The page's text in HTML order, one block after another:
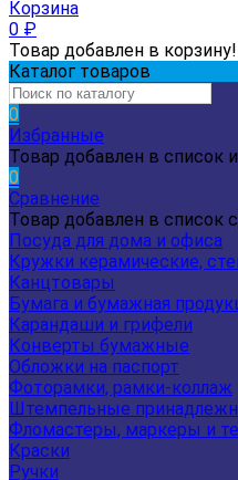
Корзина
0 ₽
Товар добавлен в корзину!
Каталог товаров
0
Избранные
Товар добавлен в список
0
Сравнение
Товар добавлен в список
Посуда для дома и офиса
Кружки керамические,
Канцтовары
Бумага и бумажная
Карандаши и грифели
Конверты бумажные
Обложки на паспорт
Фоторамки, рамки-коллаж
Штемпельные
Фломастеры, маркеры и
Краски
Ручки